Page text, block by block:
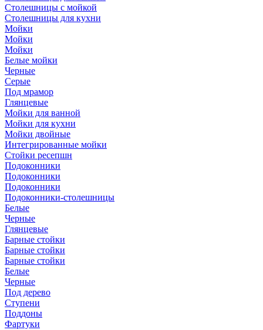
Столешницы с мойкой
Столешницы для кухни
Мойки
Мойки
Мойки
Белые мойки
Черные
Серые
Под мрамор
Глянцевые
Мойки для ванной
Мойки для кухни
Мойки двойные
Интегрированные мойки
Стойки ресепшн
Подоконники
Подоконники
Подоконники
Подоконники-столешницы
Белые
Черные
Глянцевые
Барные стойки
Барные стойки
Барные стойки
Белые
Черные
Под дерево
Ступени
Поддоны
Фартуки